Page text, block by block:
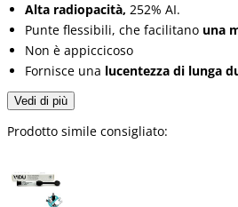
Alta radiopacità, 252% AI.
Punte flessibili, che facilitano una
Non è appiccicoso
Fornisce una lucentezza di lunga
Vedi di più
Prodotto simile consigliato: